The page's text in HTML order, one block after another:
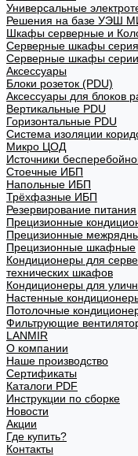
Универсальные
Решения на базе УЭШ
Шкафы серверные и
Серверные шкафы
Серверные шкафы
Аксессуары
Блоки розеток (PDU)
Аксессуары для блоков
Вертикальные PDU
Горизонтальные PDU
Система изоляции
Микро ЦОД
Источники
Стоечные ИБП
Напольные ИБП
Трёхфазные ИБП
Резервирование питания
Прецизионные
Прецизионные
Прецизионные шкафные
Кондиционеры для
технических шкафов
Кондиционеры для
Настенные
Потолочные
Фильтрующие
LANMIR
О компании
Наше производство
Сертификаты
Каталоги PDF
Инструкции по сборке
Новости
Акции
Где купить?
Контакты